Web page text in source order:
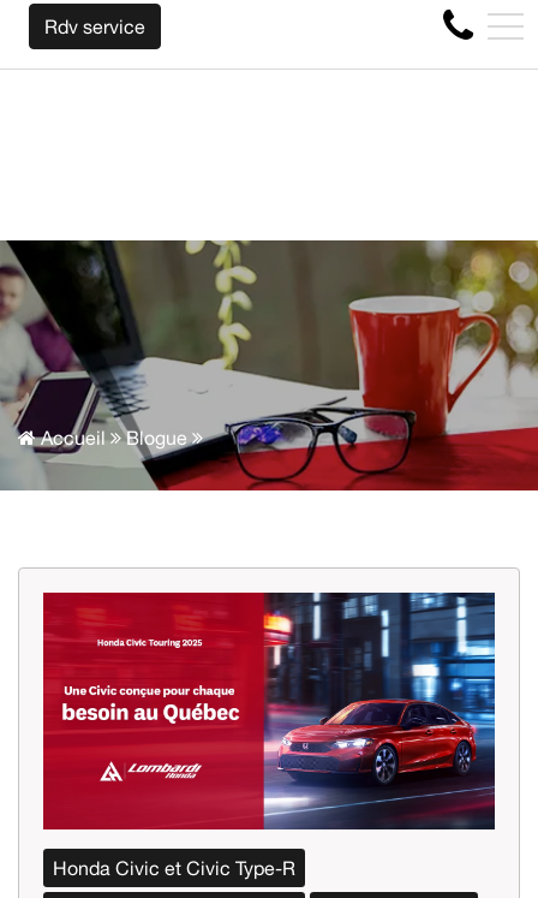
NOUS RACHETONS VOTRE AUTO PEU IMPORTE LA
4356 Boul Métropolitain E, Montréal, QC, CA H1S 1A2
EN
Rdv service
Accueil Blogue
Honda Civic et Civic Type-R